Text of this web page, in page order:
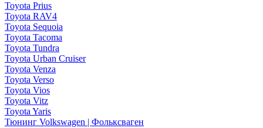
Toyota Prius
Toyota RAV4
Toyota Sequoia
Toyota Tacoma
Toyota Tundra
Toyota Urban Cruiser
Toyota Venza
Toyota Verso
Toyota Vios
Toyota Vitz
Toyota Yaris
Тюнинг Volkswagen | Фольксваген